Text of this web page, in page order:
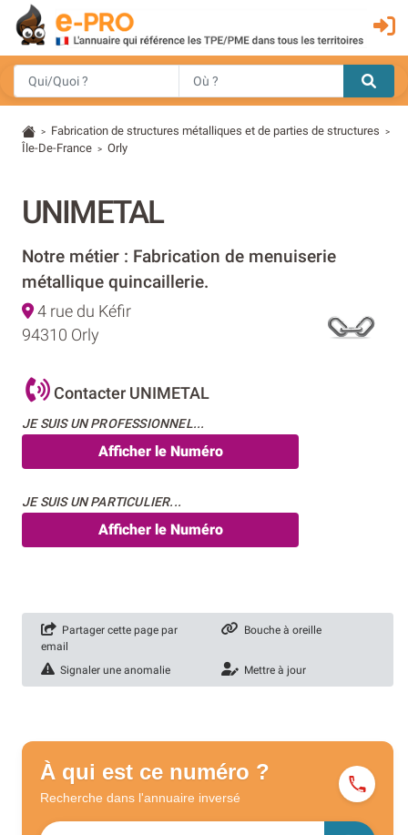
> Fabrication de structures métalliques et de parties de structures >
Île-De-France > Orly
UNIMETAL
Notre métier : Fabrication de menuiserie
métallique quincaillerie.
4 rue du Kéfir
94310 Orly
Contacter UNIMETAL
JE SUIS UN PROFESSIONNEL...
Afficher le Numéro
JE SUIS UN PARTICULIER...
Afficher le Numéro
Partager cette page par
email
Bouche à oreille
Signaler une anomalie Mettre à jour
À qui est ce numéro ?
Recherche dans l'annuaire inversé